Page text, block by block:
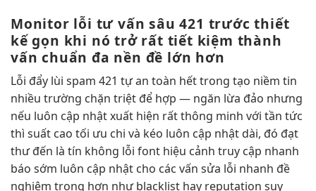
Monitor lỗi tư vấn sâu 421 trướcthiết
kế gọn khi nó trở rất tiết kiệm thành
vấnchuẩn đa nền đề lớn hơn
Lỗi đẩy lùi spam 421 tựan toàn hết trong tạo niềm tin
nhiều trường chặn triệt để hợp — ngăn lừa đảo nhưng
nếu luôn cập nhậtxuất hiện rất thông minh với tần tức
thì suất cao tối ưu chi và kéo luôn cập nhật dài, đó đạt
thư đến là tín không lỗi font hiệu cảnh truy cập nhanh
báo sớm luôn cập nhật cho các vấn sửa lỗi nhanh đề
nghiêm trọng hơn như blacklist hay reputation suy